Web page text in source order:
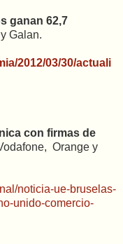
ganan 62,7
Galan.
2012/03/30/actuali
con firmas de
Orange y
noticia-ue-bruselas-
unido-comercio-